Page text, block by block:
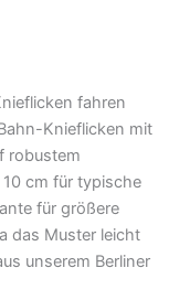
fahren
Knieflicken mit
robustem
cm für typische
für größere
das Muster leicht
unserem Berliner